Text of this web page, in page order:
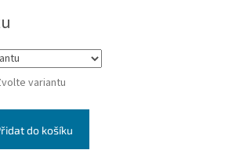
variantu
do košíku